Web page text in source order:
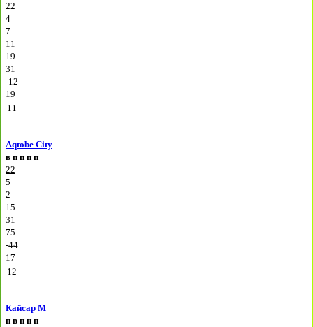
22
4
7
11
19
31
-12
19
11
Aqtobe City
в п п п п
22
5
2
15
31
75
-44
17
12
Кайсар М
п в п н п